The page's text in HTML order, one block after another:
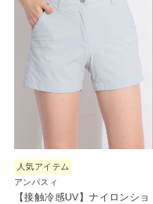
人気アイテム
アンパスィ
【接触冷感UV】ナイロンショ